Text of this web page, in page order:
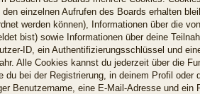
einzelnen Aufrufen des Boards erhalten
werden können), Informationen über die
bist) sowie Informationen über deine
ID, ein Authentifizierungsschlüssel und
Alle Cookies kannst du jederzeit über die
du bei der Registrierung, in deinem Profil
Benutzername, eine E-Mail-Adresse und ein